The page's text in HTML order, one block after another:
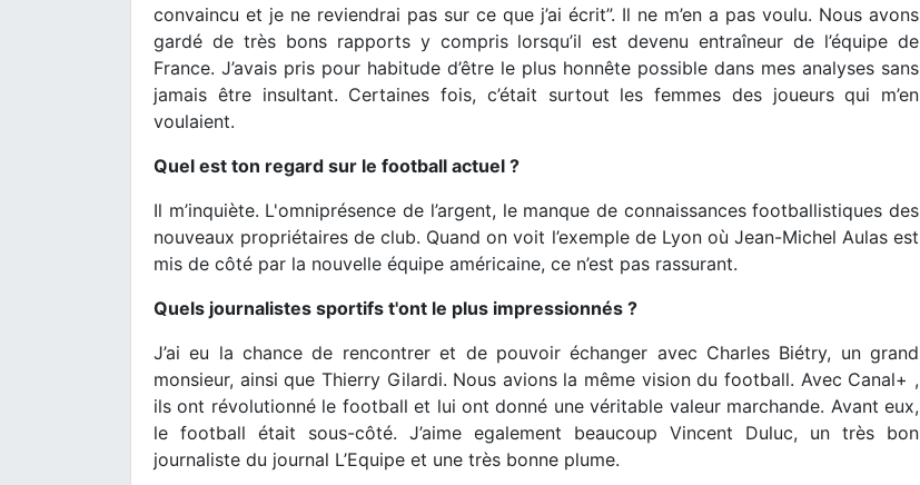
convaincu et je ne reviendrai pas sur ce que j’ai écrit”. Il ne m’en a pas voulu. Nous avons
gardé de très bons rapports y compris lorsqu’il est devenu entraîneur de l’équipe de
France. J’avais pris pour habitude d’être le plus honnête possible dans mes analyses sans
jamais être insultant. Certaines fois, c’était surtout les femmes des joueurs qui m’en
voulaient.
Quel est ton regard sur le football actuel ?
Il m’inquiète. L'omniprésence de l’argent, le manque de connaissances footballistiques des
nouveaux propriétaires de club. Quand on voit l’exemple de Lyon où Jean-Michel Aulas est
mis de côté par la nouvelle équipe américaine, ce n’est pas rassurant.
Quels journalistes sportifs t'ont le plus impressionnés ?
J’ai eu la chance de rencontrer et de pouvoir échanger avec Charles Biétry, un grand
monsieur, ainsi que Thierry Gilardi. Nous avions la même vision du football. Avec Canal+ ,
ils ont révolutionné le football et lui ont donné une véritable valeur marchande. Avant eux,
le football était sous-côté. J’aime egalement beaucoup Vincent Duluc, un très bon
journaliste du journal L’Equipe et une très bonne plume.